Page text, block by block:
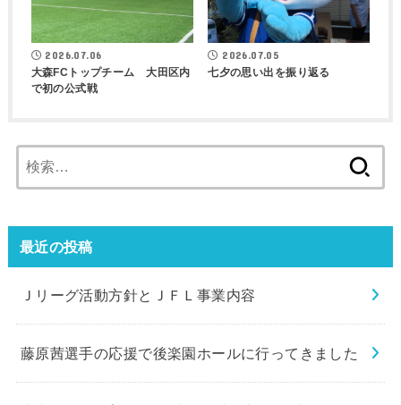
2026.07.06
大森FCトップチーム 大田区内
で初の公式戦
2026.07.05
七夕の思い出を振り返る
索:
最近の投稿
Ｊリーグ活動方針とＪＦＬ事業内容
藤原茜選手の応援で後楽園ホールに行ってきました